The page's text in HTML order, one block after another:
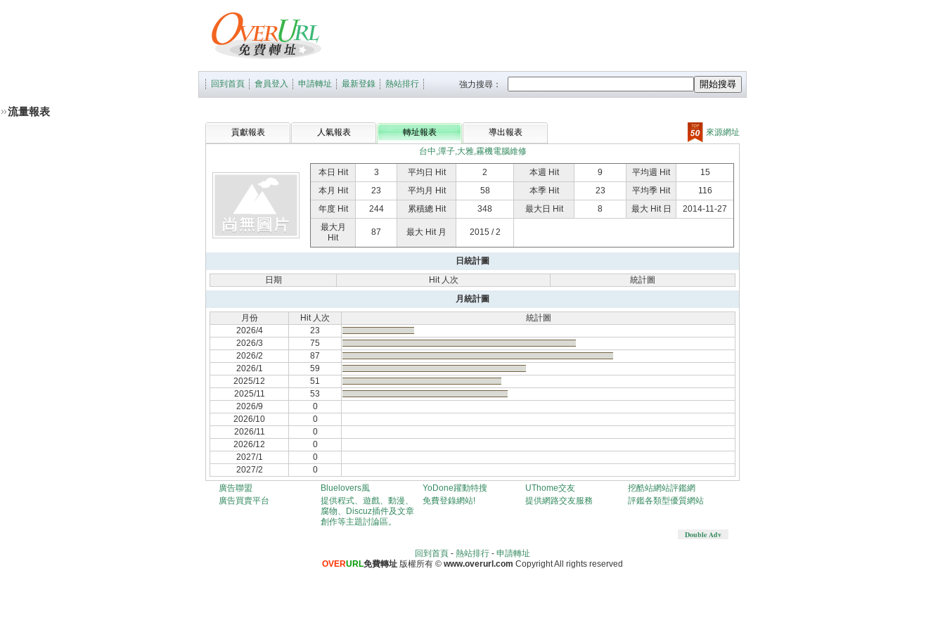
回到首頁 會員登入 申請轉址 最新登錄 熱站排行 強力搜尋：
流量報表
貢獻報表 人氣報表 轉址報表 導出報表
來源網址
台中,潭子,大雅,霧機電腦維修
本日 Hit 3 平均日 Hit 2 本週 Hit 9 平均週 Hit
15
本月 Hit
23 平均月 Hit 58 本季 Hit 23 平均季 Hit
116
年度 Hit
244 累積總 Hit 348 最大日 Hit 8 最大 Hit 日
2014-11-27
最大月
Hit
87 最大 Hit 月 2015 / 2
日統計圖
日期
Hit 人次
統計圖
月統計圖
月份
Hit 人次
統計圖
2026/4
23
2026/3
75
2026/2
87
2026/1
59
2025/12
51
2025/11
53
2026/9
0
2026/10
0
2026/11
0
2026/12
0
2027/1
0
2027/2
0
廣告聯盟
廣告買賣平台
Bluelovers風
提供程式、遊戲、動漫、
腐物、Discuz插件及文章
創作等主題討論區。
YoDone躍動特搜
免費登錄網站!
UThome交友
提供網路交友服務
挖酷站網站評鑑網
評鑑各類型優質網站
Double Adv
回到首頁 - 熱站排行 - 申請轉址
OVERURL免費轉址 版權所有 © www.overurl.com Copyright All rights reserved